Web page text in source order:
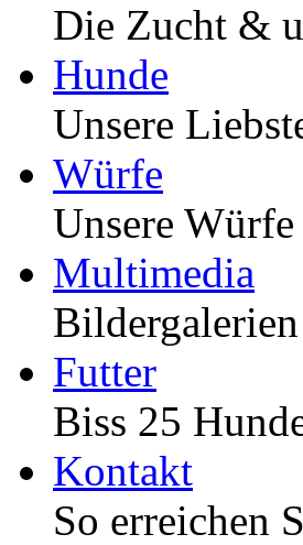
Die Zucht &
Hunde
Unsere
Würfe
Unsere
Multimedia
Futter
Biss 25
Kontakt
So erreichen